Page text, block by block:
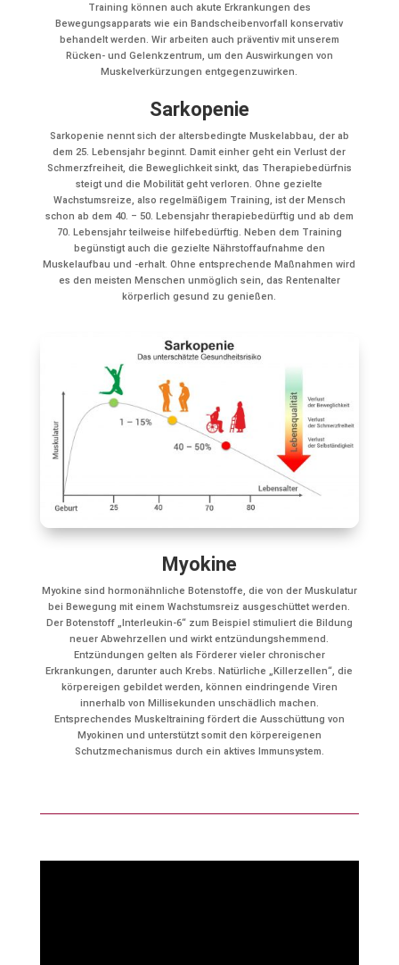
Training können auch akute Erkrankungen des
Bewegungsapparats wie ein Bandscheibenvorfall konservativ
behandelt werden. Wir arbeiten auch präventiv mit unserem
Rücken- und Gelenkzentrum, um den Auswirkungen von
Muskelverkürzungen entgegenzuwirken.
Sarkopenie
Sarkopenie nennt sich der altersbedingte Muskelabbau, der ab
dem 25. Lebensjahr beginnt. Damit einher geht ein Verlust der
Schmerzfreiheit, die Beweglichkeit sinkt, das Therapiebedürfnis
steigt und die Mobilität geht verloren. Ohne gezielte
Wachstumsreize, also regelmäßigem Training, ist der Mensch
schon ab dem 40. – 50. Lebensjahr therapiebedürftig und ab dem
70. Lebensjahr teilweise hilfebedürftig. Neben dem Training
begünstigt auch die gezielte Nährstoffaufnahme den
Muskelaufbau und -erhalt. Ohne entsprechende Maßnahmen wird
es den meisten Menschen unmöglich sein, das Rentenalter
körperlich gesund zu genießen.
Myokine
Myokine sind hormonähnliche Botenstoffe, die von der Muskulatur
bei Bewegung mit einem Wachstumsreiz ausgeschüttet werden.
Der Botenstoff „Interleukin-6“ zum Beispiel stimuliert die Bildung
neuer Abwehrzellen und wirkt entzündungshemmend.
Entzündungen gelten als Förderer vieler chronischer
Erkrankungen, darunter auch Krebs. Natürliche „Killerzellen“, die
körpereigen gebildet werden, können eindringende Viren
innerhalb von Millisekunden unschädlich machen.
Entsprechendes Muskeltraining fördert die Ausschüttung von
Myokinen und unterstützt somit den körpereigenen
Schutzmechanismus durch ein aktives Immunsystem.